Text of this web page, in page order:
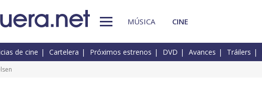
MÚSICA CINE
de cine Cartelera Próximos estrenos DVD Avances Tráilers